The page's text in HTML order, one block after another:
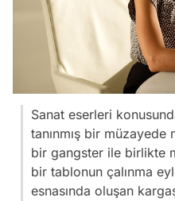
Sanat eserleri
tanınmış bir müzayede
bir gangster ile birlikte
bir tablonun çalınma
esnasında oluşan